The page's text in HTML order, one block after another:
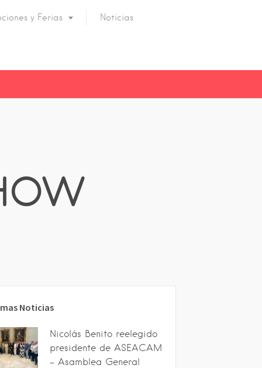
y Ferias Noticias
Noticias
Nicolás Benito reelegido
presidente de ASEACAM
– Asamblea General